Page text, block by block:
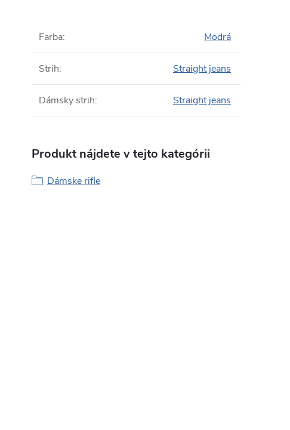
Farba: Modrá
Strih: Straight jeans
Dámsky strih: Straight jeans
Produkt nájdete v tejto kategórii
Dámske rifle